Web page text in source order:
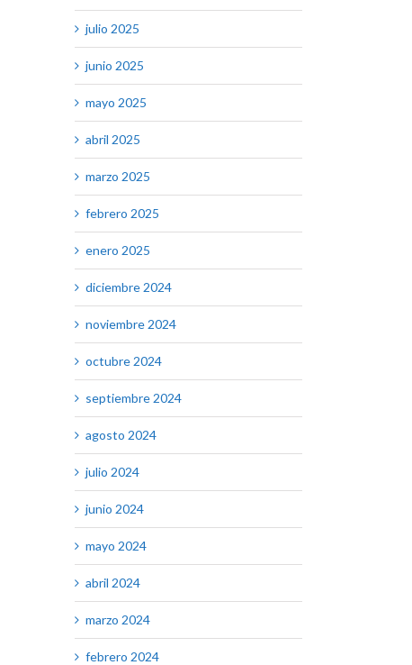
julio 2025
junio 2025
mayo 2025
abril 2025
marzo 2025
febrero 2025
enero 2025
diciembre 2024
noviembre 2024
octubre 2024
septiembre 2024
agosto 2024
julio 2024
junio 2024
mayo 2024
abril 2024
marzo 2024
febrero 2024